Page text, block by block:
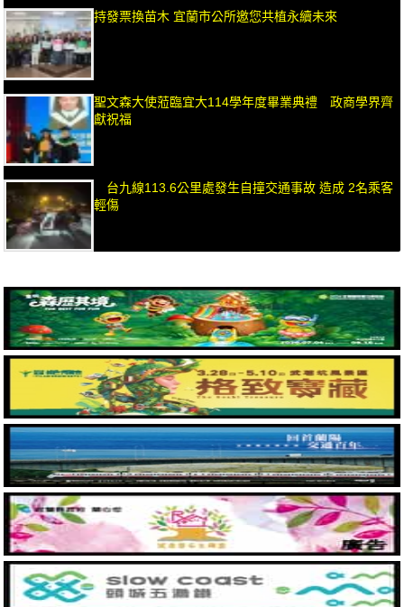
持發票換苗木 宜蘭市公所邀您共植永續未來
聖文森大使蒞臨宜大114學年度畢業典禮 政商學界齊
獻祝福
台九線113.6公里處發生自撞交通事故 造成 2名乘客
輕傷